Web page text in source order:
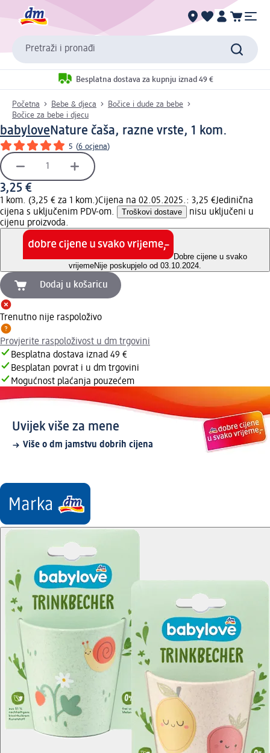
Pretraži i pronađi
Besplatna dostava za kupnju iznad 49 €
Početna Bebe & djeca
Bočice i dude za bebe
Bočice za bebe i djecu
babyloveNature čaša, razne vrste, 1 kom.
5 (6 ocjena)
3,25 €
1 kom. (3,25 € za 1 kom.)Cijena na 02.05.2025.: 3,25 €Jedinična
cijena s uključenim PDV-om.
Troškovi dostave
nisu uključeni u
cijenu proizvoda.
Dobre cijene u svako
vrijemeNije poskupjelo od 03.10.2024.
Dodaj u košaricu
Trenutno nije raspoloživo
Provjerite raspoloživost u dm trgovini
Besplatna dostava iznad 49 €
Besplatan povrat i u dm trgovini
Mogućnost plaćanja pouzećem
Uvijek više za mene
Više o dm jamstvu dobrih cijena